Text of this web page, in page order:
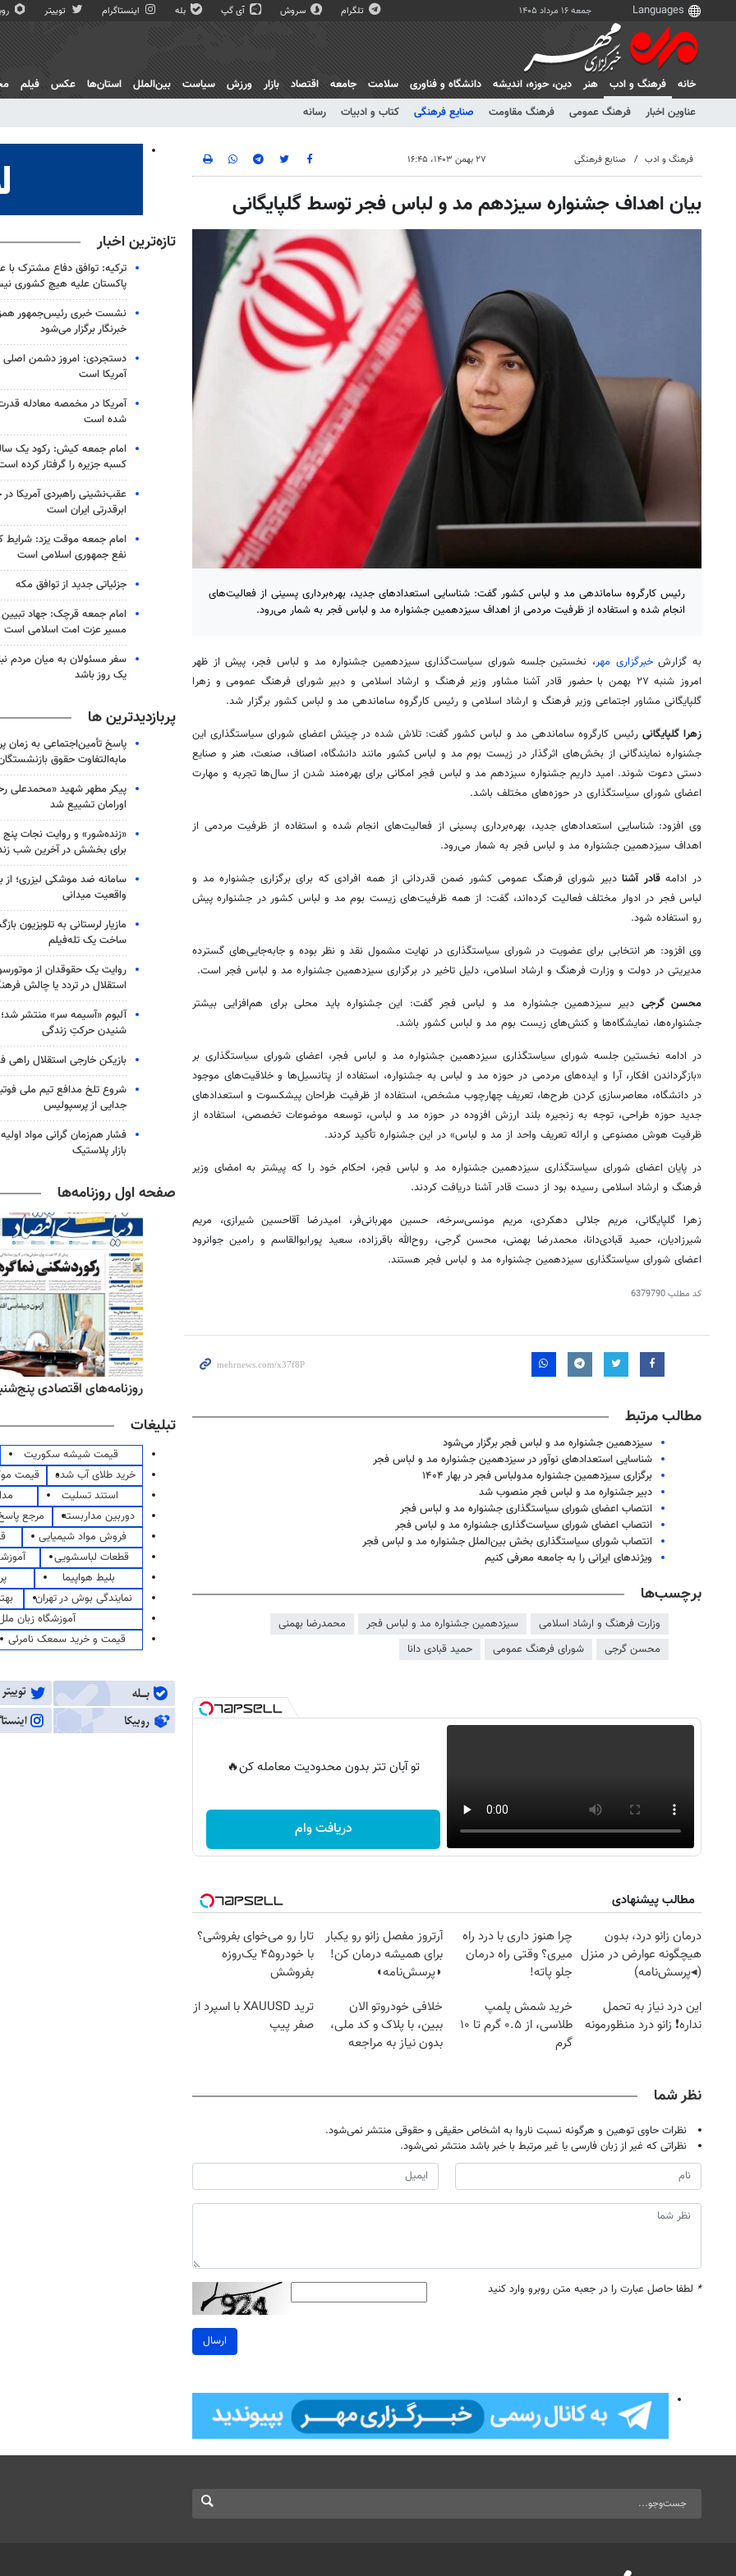
جمعه ۱۶ مرداد ۱۴۰۵ تلگرام سروش آی گپ بله اینستاگرام توییتر
خانه
فرهنگ و ادب
عناوین اخبار
فرهنگ عمومی فرهنگ مقاومت صنایع فرهنگی کتاب و ادبیات رسانه
هنر دين، حوزه، انديشه دانشگاه و فناوری سلامت جامعه اقتصاد بازار ورزش سیاست بین‌الملل استان‌ها عکس فیلم
فرهنگ و ادب صنایع فرهنگی ۲۷ بهمن ۱۴۰۳، ۱۶:۴۵
بیان اهداف جشنواره سیزدهم مد و لباس فجر توسط گلپایگانی
رئیس کارگروه ساماندهی مد و لباس کشور گفت: شناسایی استعدادهای جدید، بهره‌برداری پسینی از فعالیت‌های
انجام شده و استفاده از ظرفیت مردمی از اهداف سیزدهمین جشنواره مد و لباس فجر به شمار می‌رود.
به گزارشخبرگزاری مهر، نخستین جلسه شورای سیاست‌گذاری سیزدهمین جشنواره مد و لباس فجر، پیش از ظهر
امروز شنبه ۲۷ بهمن با حضور قادر آشنا مشاور وزیر فرهنگ و ارشاد اسلامی و دبیر شورای فرهنگ عمومی و زهرا
گلپایگانی مشاور اجتماعی وزیر فرهنگ و ارشاد اسلامی و رئیس کارگروه ساماندهی مد و لباس کشور برگزار شد.
زهرا گلپایگانی رئیس کارگروه ساماندهی مد و لباس کشور گفت: تلاش شده در چینش اعضای شورای سیاستگذاری این
جشنواره نمایندگانی از بخش‌های اثرگذار در زیست بوم مد و لباس کشور مانند دانشگاه، اصناف، صنعت، هنر و صنایع
دستی دعوت شوند. امید داریم جشنواره سیزدهم مد و لباس فجر امکانی برای بهره‌مند شدن از سال‌ها تجربه و مهارت
اعضای شورای سیاستگذاری در حوزه‌های مختلف باشد.
وی افزود: شناسایی استعدادهای جدید، بهره‌برداری پسینی از فعالیت‌های انجام شده و استفاده از ظرفیت مردمی از
اهداف سیزدهمین جشنواره مد و لباس فجر به شمار می‌رود.
در ادامهقادر آشنادبیر شورای فرهنگ عمومی کشور ضمن قدردانی از همه افرادی که برای برگزاری جشنواره مد و
لباس فجر در ادوار مختلف فعالیت کرده‌اند، گفت: از همه ظرفیت‌های زیست بوم مد و لباس کشور در جشنواره پیش
رو استفاده شود.
وی افزود: هر انتخابی برای عضویت در شورای سیاستگذاری در نهایت مشمول نقد و نظر بوده و جابه‌جایی‌های گسترده
مدیریتی در دولت و وزارت فرهنگ و ارشاد اسلامی، دلیل تاخیر در برگزاری سیزدهمین جشنواره مد و لباس فجر است.
محسن گرجی دبیر سیزدهمین جشنواره مد و لباس فجر گفت: این جشنواره باید محلی برای هم‌افزایی بیشتر
جشنواره‌ها، نمایشگاه‌ها و کنش‌های زیست بوم مد و لباس کشور باشد.
در ادامه نخستین جلسه شورای سیاستگذاری سیزدهمین جشنواره مد و لباس فجر، اعضای شورای سیاستگذاری بر
«بازگرداندن افکار، آرا و ایده‌های مردمی در حوزه مد و لباس به جشنواره، استفاده از پتانسیل‌ها و خلاقیت‌های موجود
در دانشگاه، معاصرسازی کردن طرح‌ها، تعریف چهارچوب مشخص، استفاده از ظرفیت طراحان پیشکسوت و استعدادهای
جدید حوزه طراحی، توجه به زنجیره بلند ارزش افزوده در حوزه مد و لباس، توسعه موضوعات تخصصی، استفاده از
ظرفیت هوش مصنوعی و ارائه تعریف واحد از مد و لباس» در این جشنواره تأکید کردند.
در پایان اعضای شورای سیاستگذاری سیزدهمین جشنواره مد و لباس فجر، احکام خود را که پیشتر به امضای وزیر
فرهنگ و ارشاد اسلامی رسیده بود از دست قادر آشنا دریافت کردند.
زهرا گلپایگانی، مریم جلالی دهکردی، مریم مونسی‌سرخه، حسین مهربانی‌فر، امیدرضا آقاحسین شیرازی، مریم
شیرزادیان، حمید قبادی‌دانا، محمدرضا بهمنی، محسن گرجی، روح‌الله باقرزاده، سعید پورابوالقاسم و رامین جوانرود
اعضای شورای سیاستگذاری سیزدهمین جشنواره مد و لباس فجر هستند.
کد مطلب6379790
مطالب مرتبط
سیزدهمین جشنواره مد و لباس فجر برگزار می‌شود
شناسایی استعدادهای نوآور در سیزدهمین جشنواره مد و لباس فجر
برگزاری سیزدهمین جشنواره مدولباس فجر در بهار ۱۴۰۴
دبیر جشنواره مد و لباس فجر منصوب شد
انتصاب اعضای شورای سیاستگذاری جشنواره مد و لباس فجر
انتصاب اعضای شورای سیاست‌گذاری جشنواره مد و لباس فجر
انتصاب شورای سیاستگذاری بخش بین‌الملل جشنواره مد و لباس فجر
ویژندهای ایرانی را به جامعه معرفی کنیم
برچسب‌ها
وزارت فرهنگ و ارشاد اسلامی سیزدهمین جشنواره مد و لباس فجر
محمدرضا بهمنی
محسن گرجی
شورای فرهنگ عمومی حمید قبادی دانا
تو آبان تتر بدون محدودیت معامله کن🔥
دریافت وام
مطالب پیشنهادی
درمان زانو درد، بدون
هیچگونه عوارض در منزل
(◂پرسش‌نامه)
چرا هنوز داری با درد راه
میری؟ وقتی راه درمان
جلو پاته!
آرتروز مفصل زانو رو یکبار
برای همیشه درمان کن!
◗پرسش‌نامه◖
تارا رو می‌خوای بفروشی؟
با خودرو۴۵ یک‌روزه
بفروشش
این درد نیاز به تحمل
نداره❗ زانو درد منظورمونه
خرید شمش پلمپ
طلاسی، از ۰.۵ گرم تا ۱۰
گرم
خلافی خودروتو الان
ببین، با پلاک و کد ملی،
بدون نیاز به مراجعه
ترید XAUUSD با اسپرد از
صفر پیپ
نظر شما
نظرات حاوی توهین و هرگونه نسبت ناروا به اشخاص حقیقی و حقوقی منتشر نمی‌شود.
نظراتی که غیر از زبان فارسی یا غیر مرتبط با خبر باشد منتشر نمی‌شود.
* لطفا حاصل عبارت را در جعبه متن روبرو وارد کنید
ارسال
تازه‌ترین اخبار
ترکیه‌: توافق دفاع مشترک با
پاکستان علیه هیچ کشوری
نشست خبری رئیس‌جمهور
خبرنگار برگزار می‌شود
دستجردی: امروز دشمن اصلی
آمریکا است
آمریکا در مخمصه معادله قدرت
شده است
امام جمعه کیش: رکود یک
کسبه جزیره را گرفتار کرده
عقب‌نشینی راهبردی آمریکا
ابرقدرتی ایران است
امام جمعه موقت یزد: شرایط
نفع جمهوری اسلامی است
جزئیاتی جدید از توافق مکه
امام جمعه قرچک: جهاد تبیین
مسیر عزت امت اسلامی است
سفر مسئولان به میان مردم
یک روز باشد
پربازدیدترین ها
پاسخ تأمین‌اجتماعی به زمان
مابه‌التفاوت حقوق
پیکر مطهر شهید «محمدعلی
اورامان تشییع شد
«زنده‌شور» و روایت نجات
برای بخشش در آخرین شب
سامانه ضد موشکی لیزری؛ از
واقعیت میدانی
مازیار لرستانی به تلویزیون
ساخت یک تله‌فیلم
روایت یک حقوقدان از
استقلال در تردد یا چالش
آلبوم «آسیمه سر» منتشر
شنیدن حرکتِ زندگی
بازیکن خارجی استقلال راهی
شروع تلخ مدافع تیم ملی
جدایی از پرسپولیس
فشار هم‌زمان گرانی مواد
بازار پلاستیک
صفحه اول روزنامه‌ها
روزنامه‌های صبح پنج‌شنبه ۱۵ مرداد ۱۴۰۵
تبلیغات
قیمت شیشه سکوریت
خرید طلای آب شده
قیمت
استند تسلیت
دوربین مداربسته
مرجع
فروش مواد شیمیایی
قطعات لباسشویی
بلیط هواپیما
نمایندگی بوش در تهران
آموزشگاه زبان
قیمت و خرید سمعک نامرئی